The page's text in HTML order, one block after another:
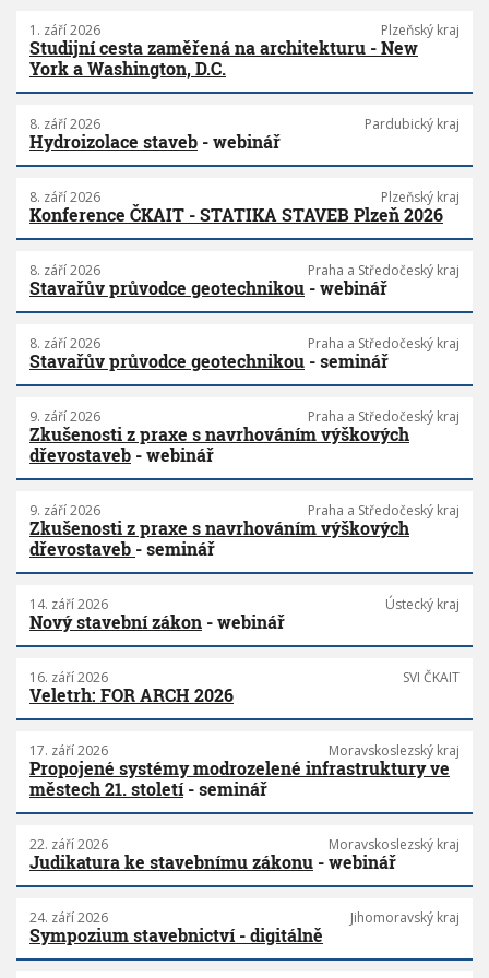
1. září 2026 Plzeňský kraj
Studijní cesta zaměřená na architekturu - New
York a Washington, D.C.
8. září 2026 Pardubický kraj
Hydroizolace staveb - webinář
8. září 2026 Plzeňský kraj
Konference ČKAIT - STATIKA STAVEB Plzeň 2026
8. září 2026 Praha a Středočeský kraj
Stavařův průvodce geotechnikou - webinář
8. září 2026 Praha a Středočeský kraj
Stavařův průvodce geotechnikou - seminář
9. září 2026 Praha a Středočeský kraj
Zkušenosti z praxe s navrhováním výškových
dřevostaveb - webinář
9. září 2026 Praha a Středočeský kraj
Zkušenosti z praxe s navrhováním výškových
dřevostaveb - seminář
14. září 2026 Ústecký kraj
Nový stavební zákon - webinář
16. září 2026 SVI ČKAIT
Veletrh: FOR ARCH 2026
17. září 2026 Moravskoslezský kraj
Propojené systémy modrozelené infrastruktury ve
městech 21. století - seminář
22. září 2026 Moravskoslezský kraj
Judikatura ke stavebnímu zákonu - webinář
24. září 2026 Jihomoravský kraj
Sympozium stavebnictví - digitálně